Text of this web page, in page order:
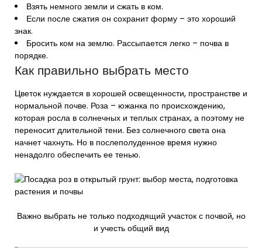
Взять немного земли и сжать в ком.
Если после сжатия он сохранит форму – это хороший
знак.
Бросить ком на землю. Рассыпается легко – почва в
порядке.
Как правильно выбрать место
Цветок нуждается в хорошей освещенности, пространстве и
нормальной почве. Роза – южанка по происхождению,
которая росла в солнечных и теплых странах, а поэтому не
переносит длительной тени. Без солнечного света она
начнет чахнуть. Но в послеполуденное время нужно
ненадолго обеспечить ее тенью.
Важно выбрать не только подходящий участок с почвой, но
и учесть общий вид